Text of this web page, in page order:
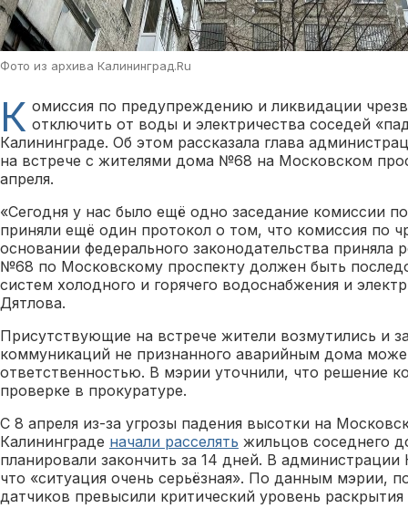
Фото из архива Калининград.Ru
К омиссия по предупреждению и ликвидации
отключить от воды и электричества соседей
Калининграде. Об этом рассказала глава
на встрече с жителями дома №68 на Московском
апреля.
«Сегодня у нас было ещё одно заседание комиссии
приняли ещё один протокол о том, что комиссия по
основании федерального законодательства
№68 по Московскому проспекту должен быть
систем холодного и горячего водоснабжения и
Дятлова.
Присутствующие на встрече жители возмутились и
коммуникаций не признанного аварийным дома
ответственностью. В мэрии уточнили, что решение
проверке в прокуратуре.
С 8 апреля из-за угрозы падения высотки на
Калининграде начали расселять жильцов соседнего
планировали закончить за 14 дней. В администрации
что «ситуация очень серьёзная». По данным мэрии,
датчиков превысили критический уровень